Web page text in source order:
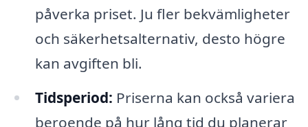
påverka priset. Ju fler bekvämligheter
och säkerhetsalternativ, desto högre
kan avgiften bli.
Tidsperiod: Priserna kan också variera
beroende på hur lång tid du planerar